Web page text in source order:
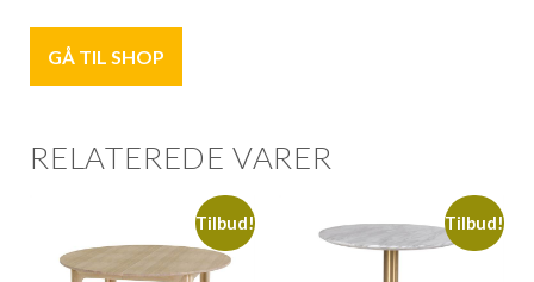
GÅ TIL SHOP
RELATEREDE VARER
Tilbud! Tilbud!